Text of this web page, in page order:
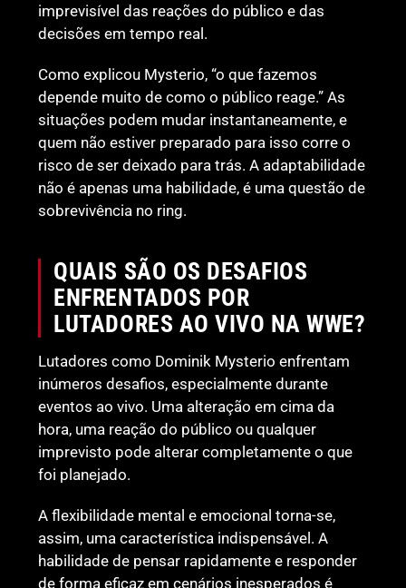
imprevisível das reações do público e das
decisões em tempo real.
Como explicou Mysterio, “o que fazemos
depende muito de como o público reage.” As
situações podem mudar instantaneamente, e
quem não estiver preparado para isso corre o
risco de ser deixado para trás. A adaptabilidade
não é apenas uma habilidade, é uma questão de
sobrevivência no ring.
QUAIS SÃO OS DESAFIOS
ENFRENTADOS POR
LUTADORES AO VIVO NA WWE?
Lutadores como Dominik Mysterio enfrentam
inúmeros desafios, especialmente durante
eventos ao vivo. Uma alteração em cima da
hora, uma reação do público ou qualquer
imprevisto pode alterar completamente o que
foi planejado.
A flexibilidade mental e emocional torna-se,
assim, uma característica indispensável. A
habilidade de pensar rapidamente e responder
de forma eficaz em cenários inesperados é